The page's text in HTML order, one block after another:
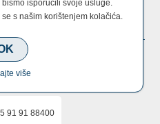
NAS
22 670 005
91 91 88400
isporučili svoje usluge.
s našim korištenjem kolačića.
više